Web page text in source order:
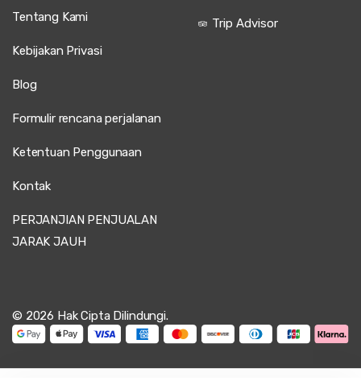
Tentang Kami
Kebijakan Privasi
Blog
Formulir rencana perjalanan
Ketentuan Penggunaan
Kontak
PERJANJIAN PENJUALAN
JARAK JAUH
Trip Advisor
© 2026 Hak Cipta Dilindungi.